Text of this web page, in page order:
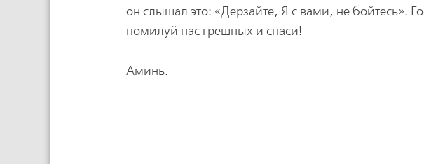
он слышал это: «Дерзайте, Я с вами, не бойтесь».
помилуй нас грешных и спаси!
Аминь.